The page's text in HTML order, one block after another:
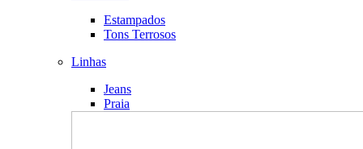
Estampados
Tons Terrosos
Linhas
Jeans
Praia